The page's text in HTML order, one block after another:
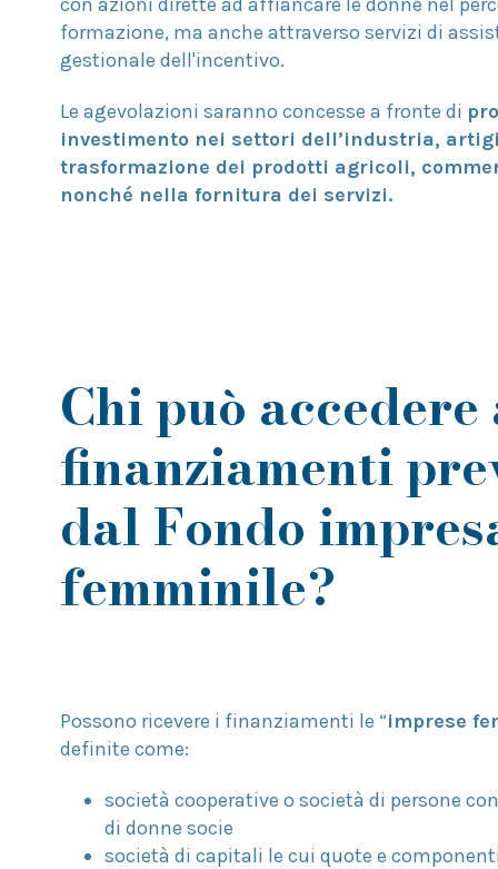
formazione, ma anche attraverso servizi di
gestionale dell'incentivo.
Le agevolazioni saranno concesse a fronte di
investimento nei settori dell’industria,
trasformazione dei prodotti agricoli,
nonché nella fornitura dei servizi.
Chi può accedere
finanziamenti
dal Fondo
femminile?
Possono ricevere i finanziamenti le “imprese
definite come:
società cooperative o società di persone
di donne socie
società di capitali le cui quote e